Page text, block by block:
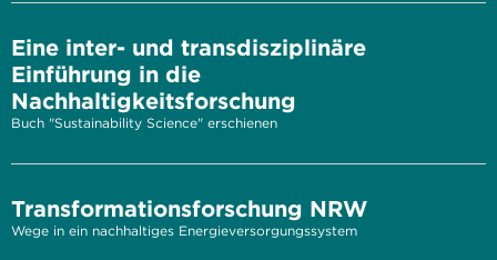
Eine inter- und transdisziplinäre
Einführung in die
Nachhaltigkeitsforschung
Buch "Sustainability Science" erschienen
Transformationsforschung NRW
Wege in ein nachhaltiges Energieversorgungssystem